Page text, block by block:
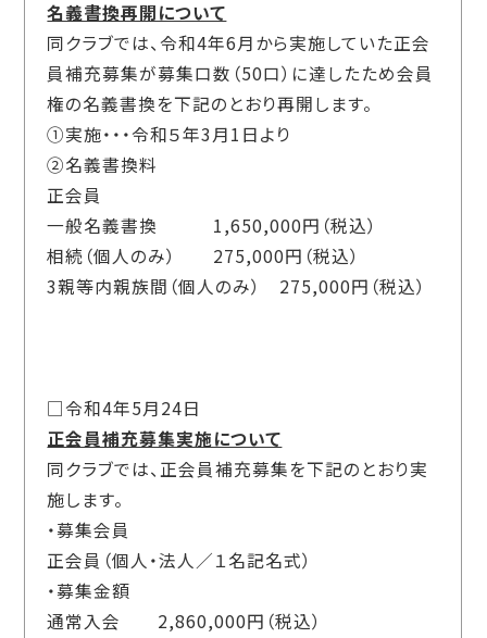
名義書換再開について
同クラブでは、令和4年6月から実施していた正会
員補充募集が募集口数（50口）に達したため会員
権の名義書換を下記のとおり再開します。
①実施・・・令和５年3月1日より
②名義書換料
正会員
一般名義書換 1,650,000円（税込）
相続（個人のみ） 275,000円（税込）
3親等内親族間（個人のみ） 275,000円（税込）
□令和4年5月24日
正会員補充募集実施について
同クラブでは、正会員補充募集を下記のとおり実
施します。
・募集会員
正会員（個人・法人／１名記名式）
・募集金額
通常入会 2,860,000円（税込）